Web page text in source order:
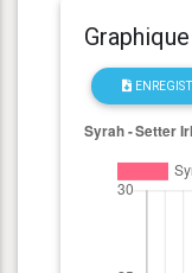
Graphique